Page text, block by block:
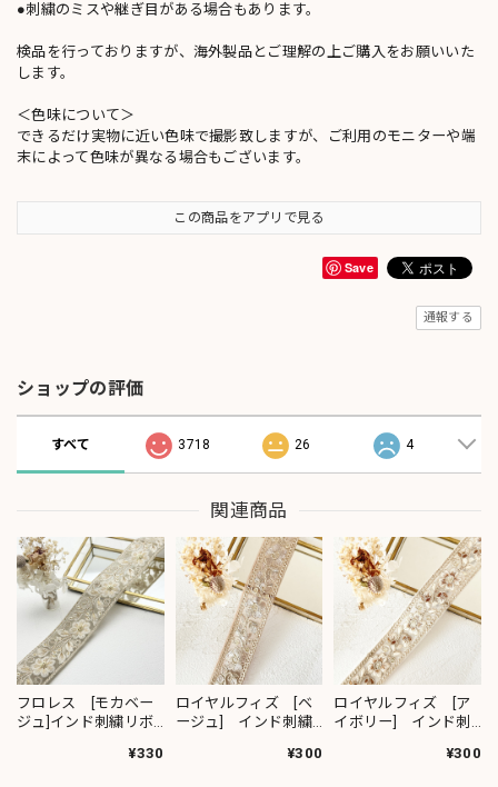
●刺繍のミスや継ぎ目がある場合もあります。
検品を行っておりますが、海外製品とご理解の上ご購入をお願いいた
します。
＜色味について＞
できるだけ実物に近い色味で撮影致しますが、ご利用のモニターや端
末によって色味が異なる場合もございます。
この商品をアプリで見る
Save
通報する
ショップの評価
すべて 3718 26 4
関連商品
フロレス [モカベー
ジュ]インド刺繍リボ
¥330
ロイヤルフィズ [ベ
ージュ] インド刺繍
¥300
ロイヤルフィズ [ア
イボリー] インド刺
¥300